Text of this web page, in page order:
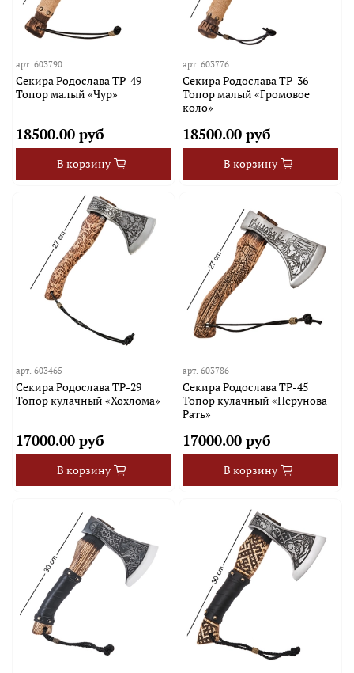
арт.603790
Секира Родослава TP-49
Топор малый «Чур»
18500.00 руб
В корзину
арт. 603776
Секира Родослава TP-36
Топор малый «Громовое
коло»
18500.00 руб
В корзину
арт.603465
Секира Родослава TP-29
Топор кулачный «Хохлома»
17000.00 руб
В корзину
арт. 603786
Секира Родослава TP-45
Топор кулачный «Перунова
Рать»
17000.00 руб
В корзину